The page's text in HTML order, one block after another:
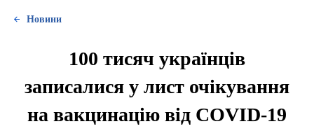
Новини
100 тисяч українців
записалися у лист очікування
на вакцинацію від COVID-19